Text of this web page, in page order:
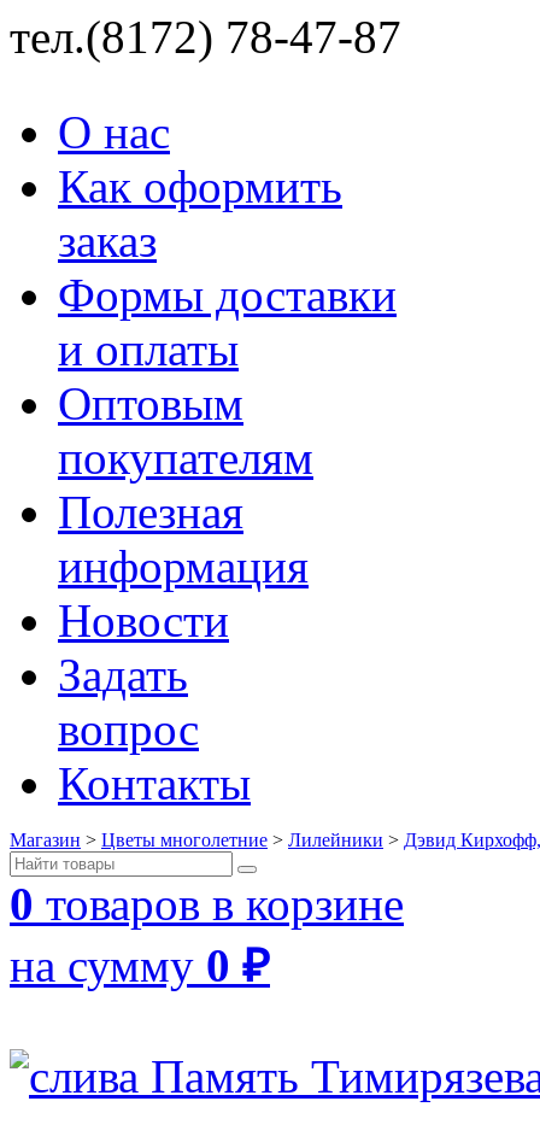
тел.(8172) 78-47-87
О нас
Как оформить
заказ
Формы доставки
и оплаты
Оптовым
покупателям
Полезная
информация
Новости
Задать
вопрос
Контакты
Магазин > Цветы многолетние > Лилейники > Дэвид
0 товаров в корзине
на сумму 0 ₽